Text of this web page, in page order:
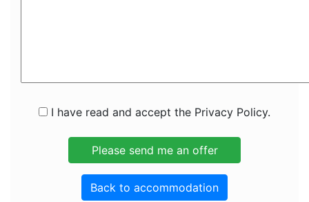
I have read and accept the Privacy Policy.
Back to accommodation